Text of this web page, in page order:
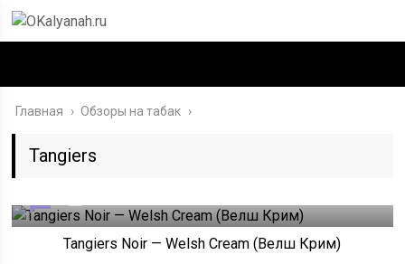
Главная › Обзоры на табак ›
Tangiers
Tangiers Noir — Welsh Cream (Велш Крим)